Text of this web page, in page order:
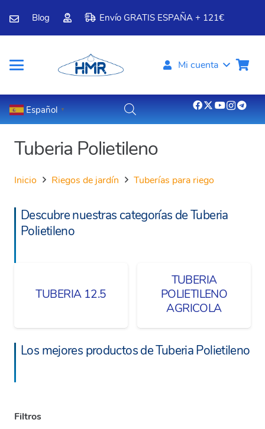
Blog Envío GRATIS ESPAÑA + 121€
Mi cuenta
Español ▼
Tuberia Polietileno
Inicio Riegos de jardín Tuberías para riego
Descubre nuestras categorías de Tuberia
Polietileno
TUBERIA 12.5
TUBERIA
POLIETILENO
AGRICOLA
Los mejores productos de Tuberia Polietileno
Filtros